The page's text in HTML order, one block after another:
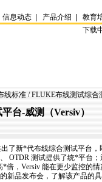
信息动态 产品介绍 教育
下载
线标准/ FLUKE布线测试综合
台-威测（Versiv）
了新*代布线综合测试平台，
OTDR 测试提供了统*平台；
*倍，Versiv 能在更少监控的
新品发布会，了解该产品的